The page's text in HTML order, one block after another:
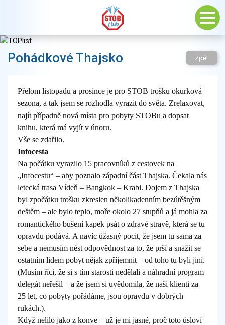
Pohádkové Thajsko Zpět
Přelom listopadu a prosince je pro STOB trošku okurková
sezona, a tak jsem se rozhodla vyrazit do světa. Zrelaxovat,
najít případně nová místa pro pobyty STOBu a dopsat
knihu, která má vyjít v únoru.
Vše se zdařilo.
Infocesta
Na počátku vyrazilo 15 pracovníků z cestovek na
„Infocestu“ – aby poznalo západní část Thajska. Čekala nás
letecká trasa Vídeň – Bangkok – Krabi. Dojem z Thajska
byl zpočátku trošku zkreslen několikadenním bezútěšným
deštěm – ale bylo teplo, moře okolo 27 stupňů a já mohla za
romantického bušení kapek psát o zdravé stravě, která se tu
opravdu podává. A navíc úžasný pocit, že jsem tu sama za
sebe a nemusím nést odpovědnost za to, že prší a snažit se
ostatním lidem pobyt nějak zpříjemnit – od toho tu byli jiní.
(Musím říci, že si s tím starosti nedělali a náhradní program
delegát neřešil – a že jsem si uvědomila, že naši klienti za
25 let, co pobyty pořádáme, jsou opravdu v dobrých
rukách.).
Když nelilo jako z konve – už je mi jasné, proč toto úsloví